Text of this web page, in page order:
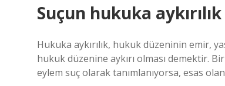
Suçun hukuka
Hukuka aykırılık, hukuk düzeninin emir,
hukuk düzenine aykırı olması demektir.
eylem suç olarak tanımlanıyorsa, esas